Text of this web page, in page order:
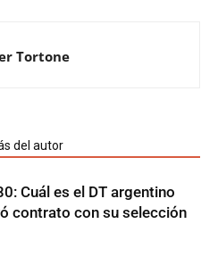
Tortone
del autor
Cuál es el DT argentino
contrato con su selección